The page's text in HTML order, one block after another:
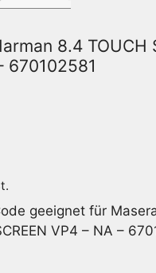
8.4 TOUCH
670102581
geeignet für
VP4 – NA –